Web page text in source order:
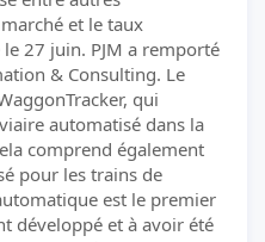
et le taux
27 juin. PJM a remporté
& Consulting. Le
qui
automatisé dans la
comprend également
pour les trains de
est le premier
développé et à avoir été